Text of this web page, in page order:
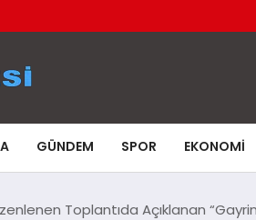
GÜNDEM SPOR EKONOMI
Toplantıda Açıklanan